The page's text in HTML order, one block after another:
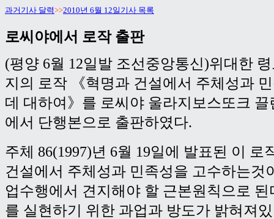
과거기사 달력>>2010년 6월 12일기사 목록
로씨야에서 로작 출판
(평양 6월 12일발 조선중앙통신)위대한
지의 로작 《혁명과 건설에서 주체성과
데 대하여》를 로씨야 울라지보스또크
에서 단행본으로 출판하였다.
주체 86(1997)년 6월 19일에 발표된 이 로
건설에서 주체성과 민족성을 고수하는것
업수행에서 견지해야 할 근본원칙으로
를 실현하기 위한 과업과 방도가 밝혀져